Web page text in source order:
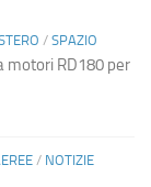
/ SPAZIO
motori RD180 per
/ NOTIZIE